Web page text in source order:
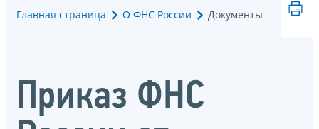
Главная страница О ФНС России Документы
Приказ ФНС